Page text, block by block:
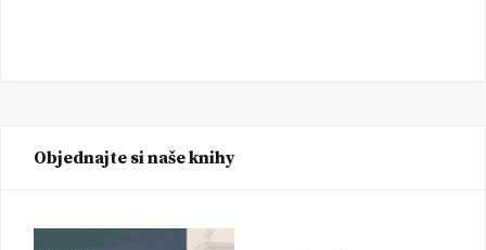
Objednajte si naše knihy